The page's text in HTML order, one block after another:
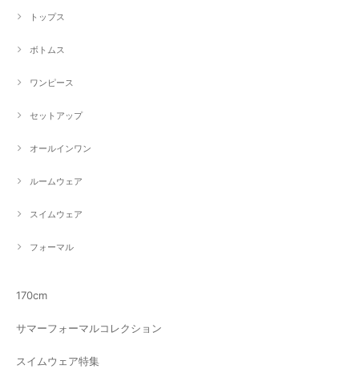
トップス
ボトムス
ワンピース
セットアップ
オールインワン
ルームウェア
スイムウェア
フォーマル
170cm
サマーフォーマルコレクション
スイムウェア特集